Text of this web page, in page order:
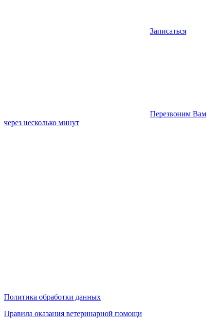
Записаться
Перезвоним Вам
через несколько минут
Политика обработки данных
Правила оказания ветеринарной помощи